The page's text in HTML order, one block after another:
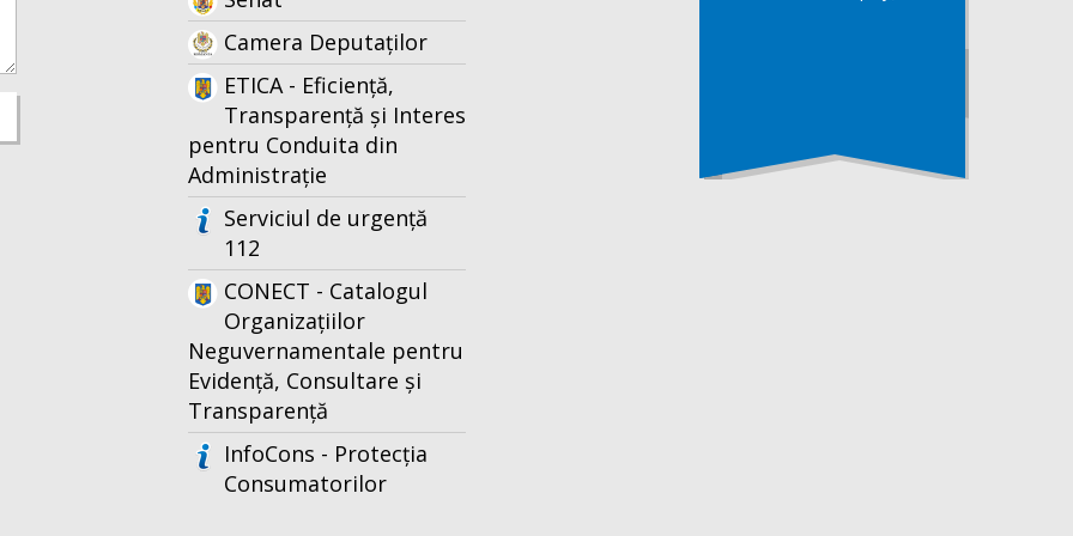
Camera Deputaților
ETICA - Eficiență,
Transparență și Interes
pentru Conduita din
Administrație
Serviciul de urgență
112
CONECT - Catalogul
Organizațiilor
Neguvernamentale pentru
Evidență, Consultare și
Transparență
InfoCons - Protecția
Consumatorilor